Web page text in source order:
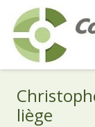
liège